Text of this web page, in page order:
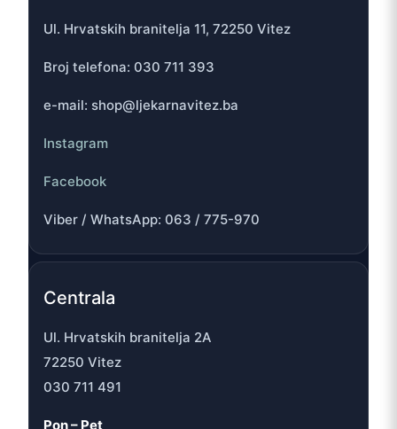
Ul. Hrvatskih branitelja 11, 72250 Vitez
Broj telefona: 030 711 393
e-mail: shop@ljekarnavitez.ba
Instagram
Facebook
Viber / WhatsApp: 063 / 775-970
Centrala
Ul. Hrvatskih branitelja 2A
72250 Vitez
030 711 491
Pon – Pet